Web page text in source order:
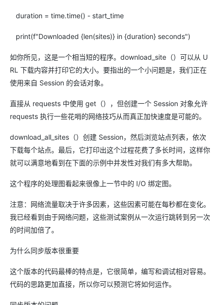
duration = time.time() - start_time
print(f"Downloaded {len(sites)} in {duration} seconds")
如你所见，这是一个相当短的程序。download_site（）可以从 U
RL 下载内容并打印它的大小。要指出的一个小问题是，我们正在
使用来自 Session 的会话对象。
直接从 requests 中使用 get（），但创建一个 Session 对象允许
requests 执行一些花哨的网络技巧从而真正加快速度是可能的。
download_all_sites（）创建 Session，然后浏览站点列表，依次
下载每个站点。最后，它打印出这个过程花费了多长时间，这样你
就可以满意地看到在下面的示例中并发性对我们有多大帮助。
这个程序的处理图看起来很像上一节中的 I/O 绑定图。
注意：网络流量取决于许多因素，这些因素可能在每秒都在变化。
我已经看到由于网络问题，这些测试案例从一次运行跳转到另一次
的时间加倍了。
为什么同步版本很重要
这个版本的代码最棒的特点是，它很简单，编写和调试相对容易。
代码的思路更加直接，所以你可以预测它将如何运作。